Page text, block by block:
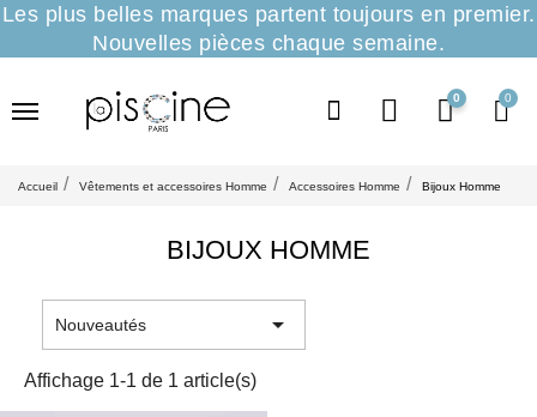
Les plus belles marques partent toujours en premier.
Nouvelles pièces chaque semaine.
0
Accueil Vêtements et accessoires Homme Accessoires Homme Bijoux Homme
BIJOUX HOMME
Nouveautés 
Affichage 1-1 de 1 article(s)